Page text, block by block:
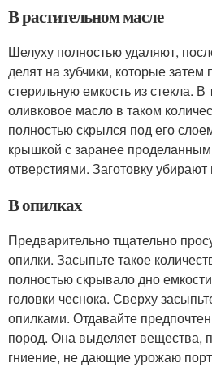
В растительном масле
Шелуху полностью удаляют,
делят на зубчики, которые
стерильную емкость из стекла.
оливковое масло в таком
полностью скрылся под его
крышкой с заранее
отверстиями. Заготовку убирают
В опилках
Предварительно тщательно
опилки. Засыпьте такое
полностью скрывало дно
головки чеснока. Сверху
опилками. Отдавайте
пород. Она выделяет
гниение, не дающие урожаю